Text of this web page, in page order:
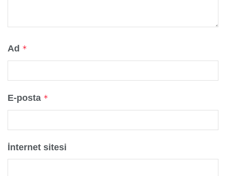
Ad *
E-posta *
İnternet sitesi